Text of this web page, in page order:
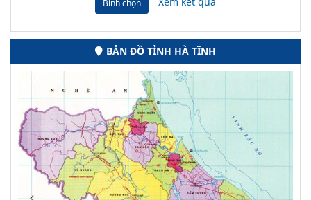
Bình chọn
BẢN ĐỒ TỈNH HÀ TĨNH